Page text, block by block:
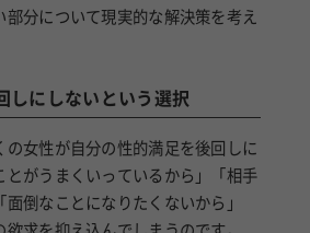
分について現実的な解決策を考え
しにしないという選択
の女性が自分の性的満足を後回しに
とがうまくいっているから」「相手
倒なことになりたくないから」